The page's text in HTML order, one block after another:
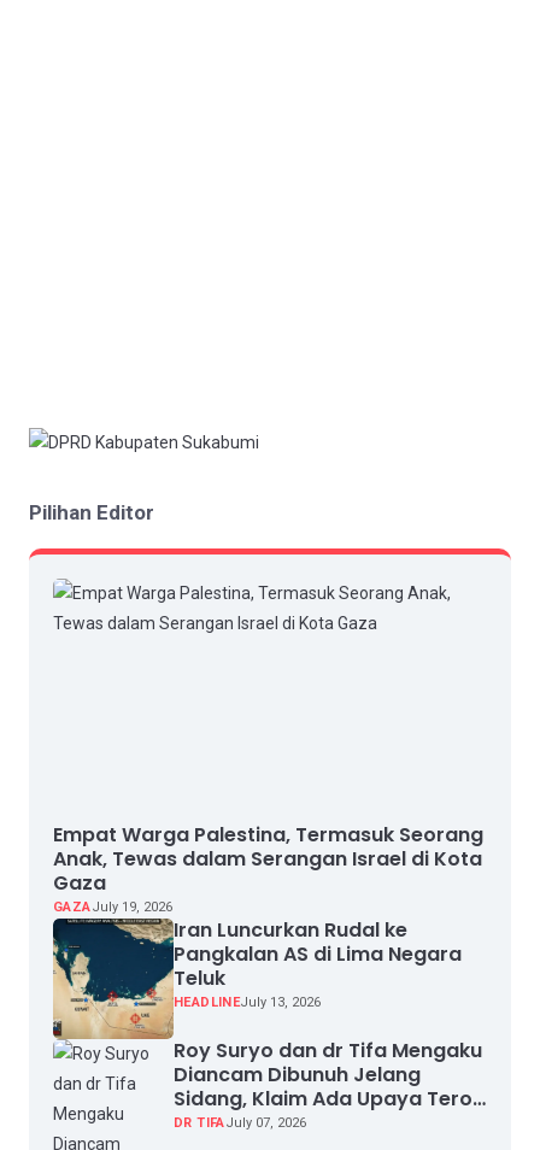
Pilihan Editor
Empat Warga Palestina, Termasuk Seorang
Anak, Tewas dalam Serangan Israel di Kota
Gaza
GAZAJuly 19, 2026
Iran Luncurkan Rudal ke
Pangkalan AS di Lima Negara
Teluk
HEADLINEJuly 13, 2026
Roy Suryo dan dr Tifa Mengaku
Diancam Dibunuh Jelang
Sidang, Klaim Ada Upaya Teror
dan Intimidasi
DR TIFAJuly 07, 2026